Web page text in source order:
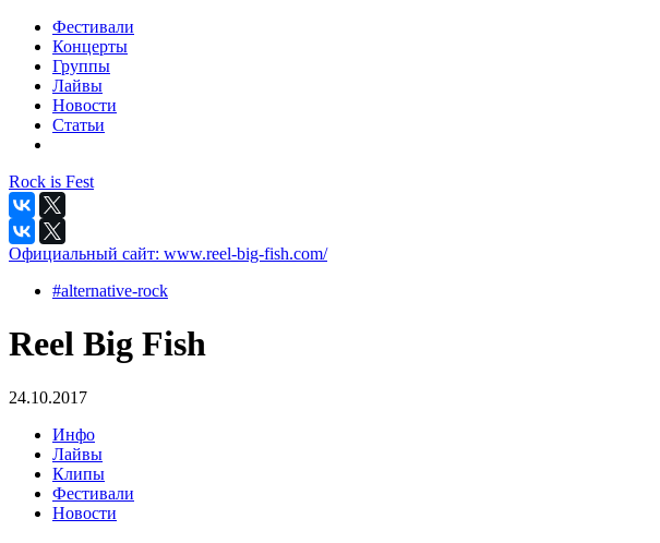
Фестивали
Концерты
Группы
Лайвы
Новости
Статьи
Rock is Fest
Официальный сайт: www.reel-big-fish.com/
#alternative-rock
Reel Big Fish
24.10.2017
Инфо
Лайвы
Клипы
Фестивали
Новости